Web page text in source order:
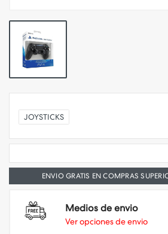
JOYSTICKS
ENVIO GRATIS EN COMPRAS
Medios de envio
Ver opciones de envio